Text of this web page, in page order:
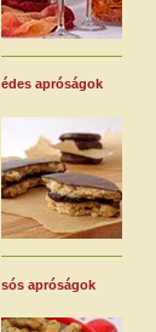
édes apróságok
sós apróságok